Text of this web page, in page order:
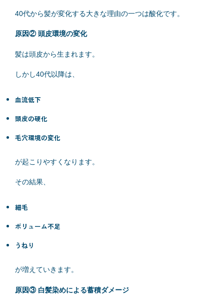
40代から髪が変化する大きな理由の一つは酸化です。
原因② 頭皮環境の変化
髪は頭皮から生まれます。
しかし40代以降は、
血流低下
頭皮の硬化
毛穴環境の変化
が起こりやすくなります。
その結果、
細毛
ボリューム不足
うねり
が増えていきます。
原因③ 白髪染めによる蓄積ダメージ